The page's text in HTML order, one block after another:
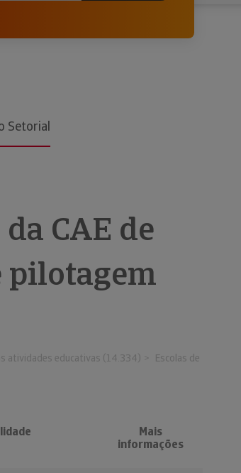
seus clientes.
Setorial
CAE de
pilotagem
atividades educativas (14.334)
Escolas de
Mais
informações